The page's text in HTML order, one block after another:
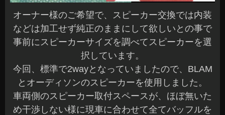
オーナー様のご希望で、スピーカー交換では内装
などは加工せず純正のままにして欲しいとの事で
事前にスピーカーサイズを調べてスピーカーを選
択しています。
今回、標準で2wayとなっていましたので、BLAM
とオーディソンのスピーカーを使用しました。
車両側のスピーカー取付スペースが、ほぼ無いた
め干渉しない様に現車に合わせて全てバッフルを